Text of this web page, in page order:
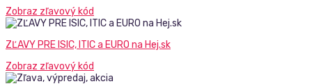
Zobraz zľavový kód
ZĽAVY PRE ISIC, ITIC a EURO na Hej.sk
Zobraz zľavový kód